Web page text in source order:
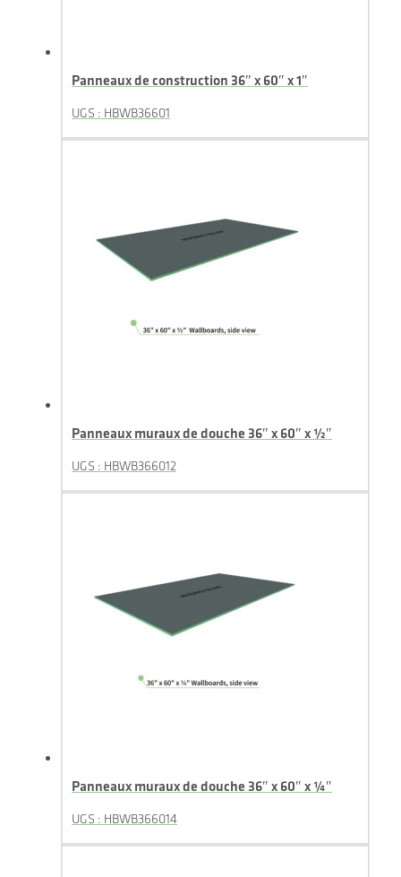
Panneaux de construction 36″ x 60″ x 1″
UGS : HBWB36601
Panneaux muraux de douche 36″ x 60″ x ½″
UGS : HBWB366012
Panneaux muraux de douche 36″ x 60″ x ¼″
UGS : HBWB366014